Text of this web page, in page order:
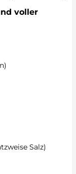
voller
Salz)